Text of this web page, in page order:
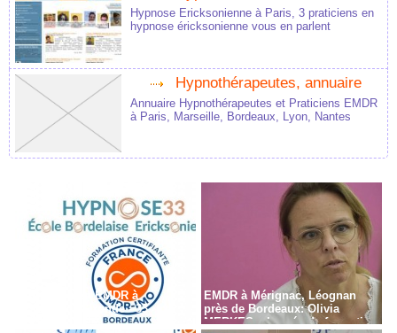
Hypnose Ericksonienne à Paris, 3 praticiens en
hypnose éricksonienne vous en parlent
Hypnothérapeutes, annuaire
Annuaire Hypnothérapeutes et Praticiens EMDR
à Paris, Marseille, Bordeaux, Lyon, Nantes
Formation en EMDR à
Bordeaux - Gironde - 33
EMDR à Mérignac, Léognan
près de Bordeaux: Olivia
MERKES, chargée de formation